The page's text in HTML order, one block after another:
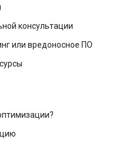
консультации
или вредоносное ПО